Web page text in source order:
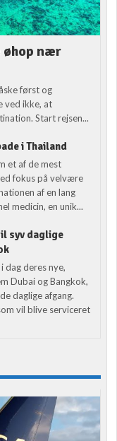
øhop nær
først og
ved ikke, at
Start rejsen...
i Thailand
et af de mest
fokus på velvære
af en lang
medicin, en unik...
syv daglige
dag deres nye,
Dubai og Bangkok,
daglige afgang.
vil blive serviceret